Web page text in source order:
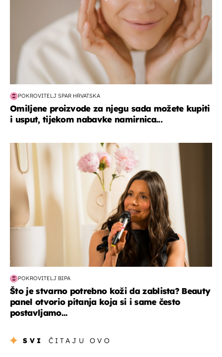
POKROVITELJ SPAR HRVATSKA
Omiljene proizvode za njegu sada možete kupiti
i usput, tijekom nabavke namirnica...
moda & ljepota
POKROVITELJ BIPA
Što je stvarno potrebno koži da zablista? Beauty
panel otvorio pitanja koja si i same često
postavljamo...
SVI ČITAJU OVO